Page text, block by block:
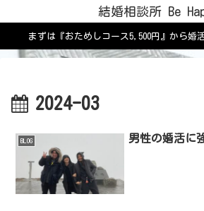
結婚相談所 Be
まずは『おためしコース5,500円』から婚
2024-03
BLOG 男性の婚活に